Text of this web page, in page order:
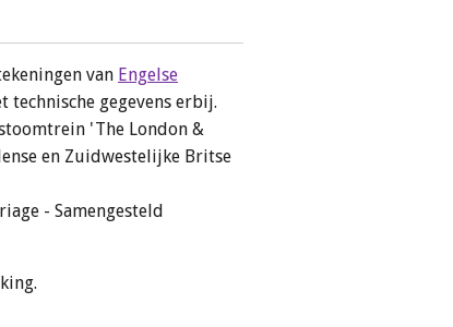
van Engelse
technische gegevens erbij.
'The London &
en Zuidwestelijke Britse
- Samengesteld